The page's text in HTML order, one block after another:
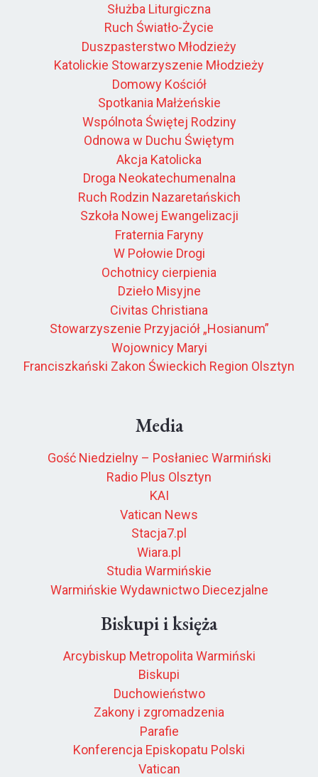
Służba Liturgiczna
Ruch Światło-Życie
Duszpasterstwo Młodzieży
Katolickie Stowarzyszenie Młodzieży
Domowy Kościół
Spotkania Małżeńskie
Wspólnota Świętej Rodziny
Odnowa w Duchu Świętym
Akcja Katolicka
Droga Neokatechumenalna
Ruch Rodzin Nazaretańskich
Szkoła Nowej Ewangelizacji
Fraternia Faryny
W Połowie Drogi
Ochotnicy cierpienia
Dzieło Misyjne
Civitas Christiana
Stowarzyszenie Przyjaciół „Hosianum”
Wojownicy Maryi
Franciszkański Zakon Świeckich Region Olsztyn
Media
Gość Niedzielny – Posłaniec Warmiński
Radio Plus Olsztyn
KAI
Vatican News
Stacja7.pl
Wiara.pl
Studia Warmińskie
Warmińskie Wydawnictwo Diecezjalne
Biskupi i księża
Arcybiskup Metropolita Warmiński
Biskupi
Duchowieństwo
Zakony i zgromadzenia
Parafie
Konferencja Episkopatu Polski
Vatican